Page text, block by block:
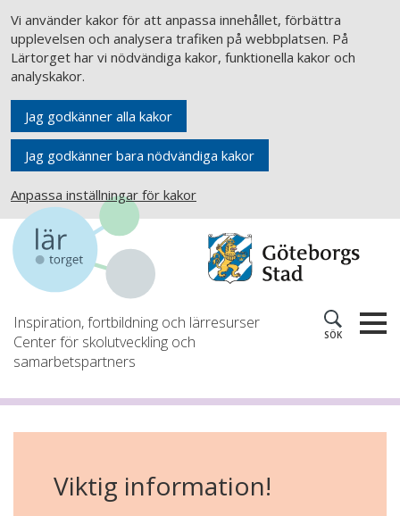
Vi använder kakor för att anpassa innehållet, förbättra
upplevelsen och analysera trafiken på webbplatsen. På
Lärtorget har vi nödvändiga kakor, funktionella kakor och
analyskakor.
Jag godkänner alla kakor
Jag godkänner bara nödvändiga kakor
Anpassa inställningar för kakor
Inspiration, fortbildning och lärresurser
Center för skolutveckling och
samarbetspartners
SÖK
Viktig information!